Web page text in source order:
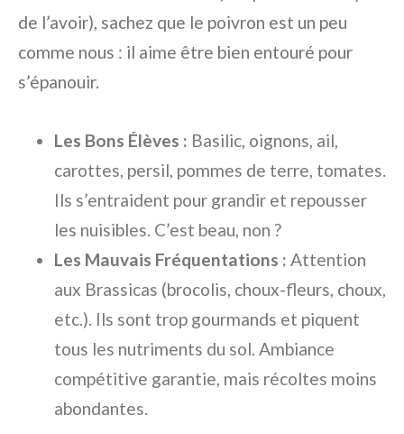
de l’avoir), sachez que le poivron est un peu
comme nous : il aime être bien entouré pour
s’épanouir.
Les Bons Élèves : Basilic, oignons, ail,
carottes, persil, pommes de terre, tomates.
Ils s’entraident pour grandir et repousser
les nuisibles. C’est beau, non ?
Les Mauvais Fréquentations : Attention
aux Brassicas (brocolis, choux-fleurs, choux,
etc.). Ils sont trop gourmands et piquent
tous les nutriments du sol. Ambiance
compétitive garantie, mais récoltes moins
abondantes.